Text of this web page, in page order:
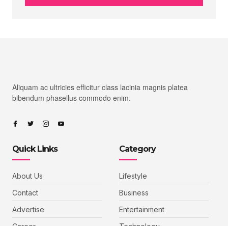
Aliquam ac ultricies efficitur class lacinia magnis platea
bibendum phasellus commodo enim.
Quick Links
About Us
Contact
Advertise
Category
Lifestyle
Business
Entertainment